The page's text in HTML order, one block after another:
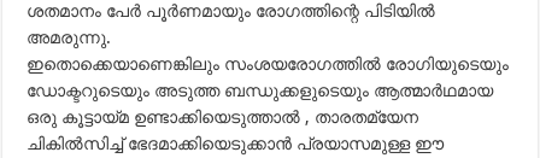
ശതമാനം പേര്‍ പൂര്‍ണമായും രോഗത്തിന്റെ പിടിയില്‍
അമരുന്നു.
ഇതൊക്കെയാണെങ്കിലും സംശയരോഗത്തില്‍ രോഗിയുടെയും
ഡോക്ടറുടെയും അടുത്ത ബന്ധുക്കളുടെയും ആത്മാര്‍ഥമായ
ഒരു കൂട്ടായ്മ ഉണ്ടാക്കിയെടുത്താല്‍ , താരതമ്യേന
ചികില്‍സിച്ച് ഭേദമാക്കിയെടുക്കാന്‍ പ്രയാസമുള്ള ഈ